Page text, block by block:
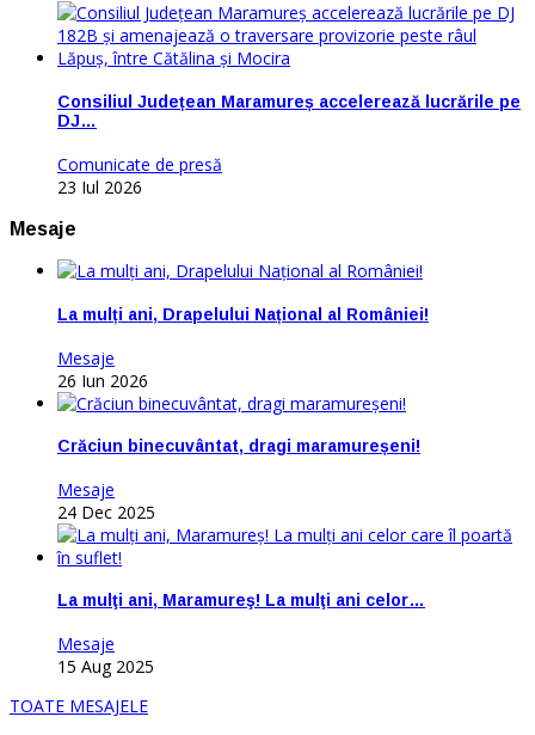
Consiliul Județean Maramureș accelerează lucrările pe
DJ…
Comunicate de presă
23 Iul 2026
Mesaje
La mulți ani, Drapelului Național al României!
Mesaje
26 Iun 2026
Crăciun binecuvântat, dragi maramureșeni!
Mesaje
24 Dec 2025
La mulţi ani, Maramureş! La mulţi ani celor…
Mesaje
15 Aug 2025
TOATE MESAJELE